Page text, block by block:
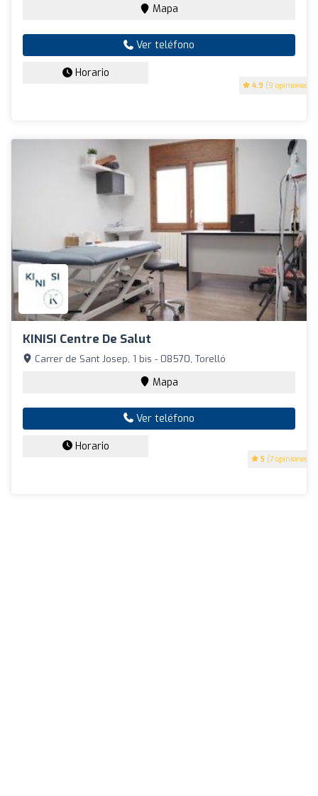
4.9 (9 opiniones)
Mapa
Ver teléfono
Horario
KINISI Centre De Salut
5 (7 opiniones)
Carrer de Sant Josep, 1 bis - 08570, Torelló
Mapa
Ver teléfono
Horario